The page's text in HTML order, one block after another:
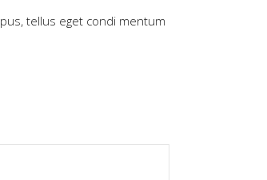
tellus eget condi mentum